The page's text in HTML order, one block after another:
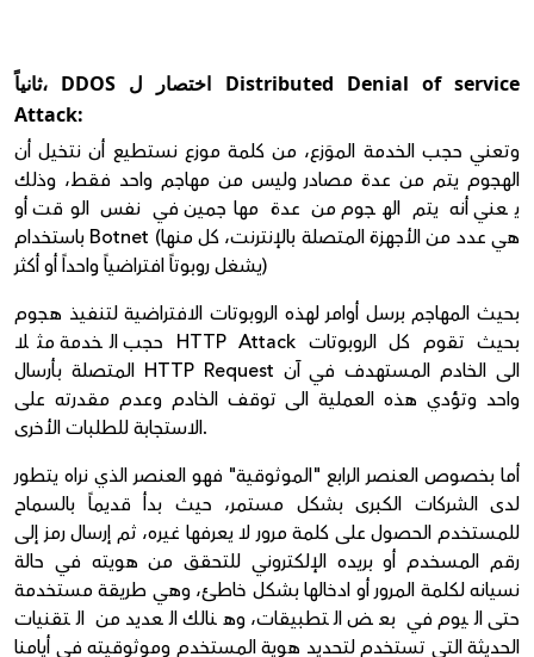
ثانياً، DDOS اختصار ل Distributed Denial of service
Attack:
وتعني حجب الخدمة الموَزع، من كلمة موزع نستطيع أن نتخيل أن
الهجوم يتم من عدة مصادر وليس من مهاجم واحد فقط، وذلك
يعني أنه يتم الهجوم من عدة مهاجمين في نفس الوقت أو
باستخدام Botnet (هي عدد من الأجهزة المتصلة بالإنترنت، كل منها
يشغل روبوتاً افتراضياً واحداً أو أكثر)
بحيث المهاجم برسل أوامر لهذه الروبوتات الافتراضية لتنفيذ هجوم
حجب الخدمة مثلا HTTP Attack بحيث تقوم كل الروبوتات
المتصلة بأرسال HTTP Request الى الخادم المستهدف في آن
واحد وتؤدي هذه العملية الى توقف الخادم وعدم مقدرته على
الاستجابة للطلبات الأخرى.
أما بخصوص العنصر الرابع "الموثوقية" فهو العنصر الذي نراه يتطور
لدى الشركات الكبرى بشكل مستمر، حيث بدأ قديماً بالسماح
للمستخدم الحصول على كلمة مرور لا يعرفها غيره، ثم إرسال رمز إلى
رقم المسخدم أو بريده الإلكتروني للتحقق من هويته في حالة
نسيانه لكلمة المرور أو ادخالها بشكل خاطئ، وهي طريقة مستخدمة
حتى اليوم في بعض التطبيقات، وهنالك العديد من التقنيات
الحديثة التي تستخدم لتحديد هوية المستخدم وموثوقيته في أيامنا